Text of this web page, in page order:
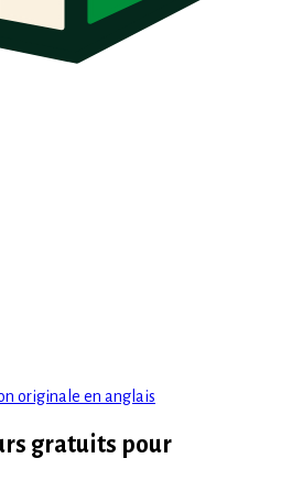
originale en anglais
gratuits pour